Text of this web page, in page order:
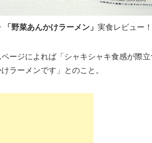
「野菜あんかけラーメン」 実食レビュー
ージによれば「シャキシャキ食感が際
ラーメンです」とのこと。